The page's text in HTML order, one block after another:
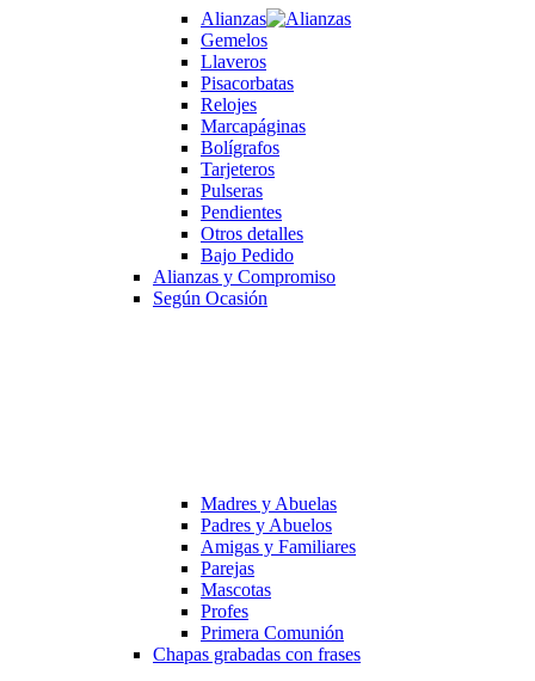
Alianzas
Gemelos
Llaveros
Pisacorbatas
Relojes
Marcapáginas
Bolígrafos
Tarjeteros
Pulseras
Pendientes
Otros detalles
Bajo Pedido
Alianzas y Compromiso
Según Ocasión
Madres y Abuelas
Padres y Abuelos
Amigas y Familiares
Parejas
Mascotas
Profes
Primera Comunión
Chapas grabadas con frases